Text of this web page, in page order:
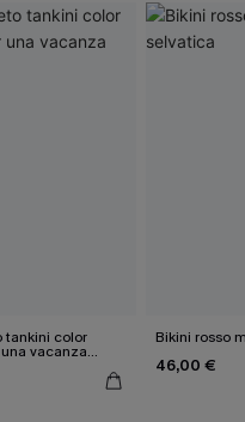
tankini color
vacanza
Bikini rosso
46,00 €